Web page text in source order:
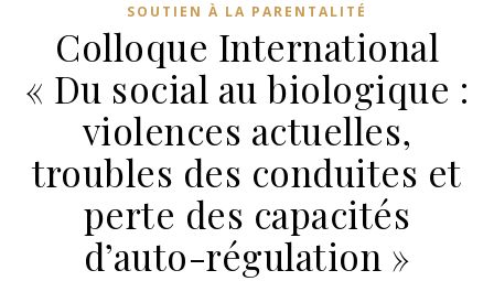
SOUTIEN À LA PARENTALITÉ
Colloque International
« Du social au biologique :
violences actuelles,
troubles des conduites et
perte des capacités
d’auto-régulation »